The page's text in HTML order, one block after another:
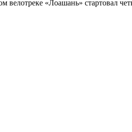
велотреке «Лоашань» стартовал